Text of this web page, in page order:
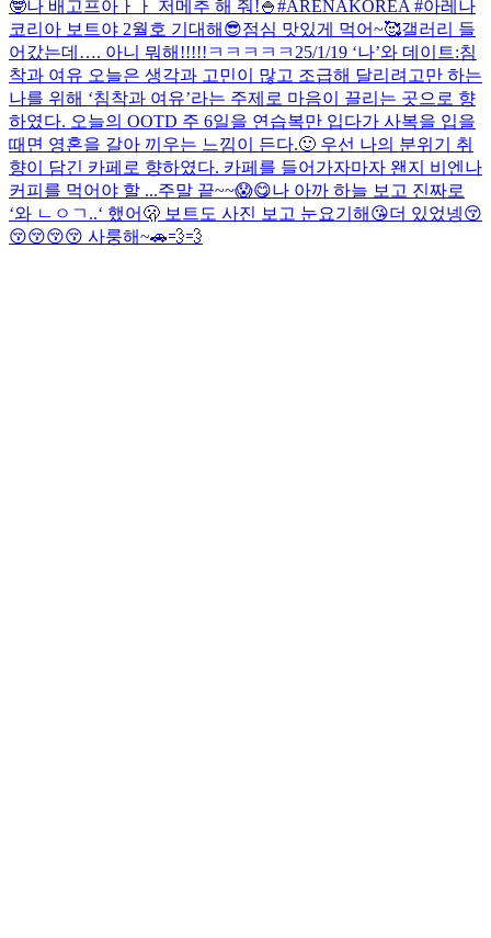
🤓나 배고프아ㅏㅏ 저메추 해 줘!🍚#ARENAKOREA #아레나
코리아 보트야 2월호 기대해😎점심 맛있게 먹어~🥰갤러리 들
어갔는데…. 아니 뭐해!!!!!ㅋㅋㅋㅋㅋ 25/1/19 ‘나’와 데이트:침
착과 여유 오늘은 생각과 고민이 많고 조급해 달리려고만 하는
나를 위해 ‘침착과 여유’라는 주제로 마음이 끌리는 곳으로 향
하였다. 오늘의 OOTD 주 6일을 연습복만 입다가 사복을 입을
때면 영혼을 갈아 끼우는 느낌이 든다.🙂 우선 나의 분위기 취
향이 담긴 카페로 향하였다. 카페를 들어가자마자 왠지 비엔나
커피를 먹어야 할 ...주말 끝~~😱😋나 아까 하늘 보고 진짜로
‘와 ㄴㅇㄱ..‘ 했어🫢 보트도 사진 보고 눈요기해😘더 있었넹😚
😚😚😚😚 사룽해~🚗💨💨